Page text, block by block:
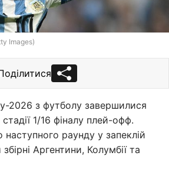
Images)
2026 з футболу завершилися
1/16 фіналу плей-офф.
наступного раунду у запеклій
Аргентини, Колумбії та